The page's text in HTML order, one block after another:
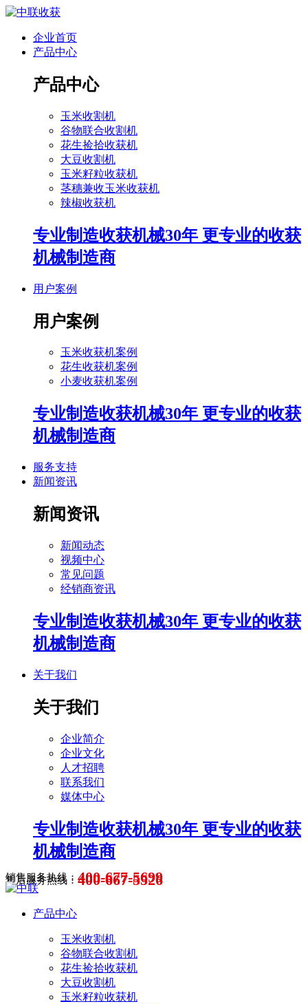
企业首页
产品中心
产品中心
玉米收割机
谷物联合收割机
花生捡拾收获机
大豆收割机
玉米籽粒收获机
茎穗兼收玉米收获机
辣椒收获机
专业制造收获机械30年 更专业的收获
机械制造商
用户案例
用户案例
玉米收获机案例
花生收获机案例
小麦收获机案例
专业制造收获机械30年 更专业的收获
机械制造商
服务支持
新闻资讯
新闻资讯
新闻动态
视频中心
常见问题
经销商资讯
专业制造收获机械30年 更专业的收获
机械制造商
关于我们
关于我们
企业简介
企业文化
人才招聘
联系我们
媒体中心
专业制造收获机械30年 更专业的收获
机械制造商
销售服务热线： 400-677-5699
售后服务热线： 400-667-5526
产品中心
玉米收割机
谷物联合收割机
花生捡拾收获机
大豆收割机
玉米籽粒收获机